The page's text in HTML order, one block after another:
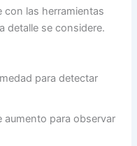
con las herramientas
detalle se considere.
para detectar
aumento para observar